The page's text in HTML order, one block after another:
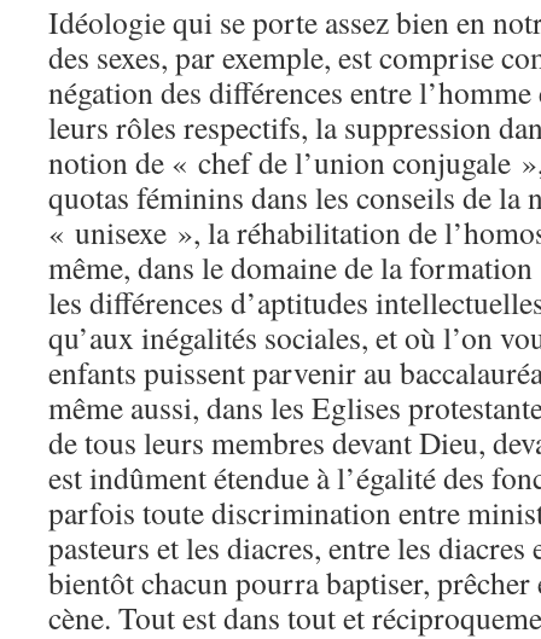
Idéologie qui se porte assez bien en
des sexes, par exemple, est comprise
négation des différences entre
leurs rôles respectifs, la suppression
notion de « chef de l’union conjugale
quotas féminins dans les conseils de la
« unisexe », la réhabilitation de
même, dans le domaine de la
les différences d’aptitudes
qu’aux inégalités sociales, et où l’on
enfants puissent parvenir au
même aussi, dans les Eglises
de tous leurs membres devant Dieu,
est indûment étendue à l’égalité des
parfois toute discrimination entre
pasteurs et les diacres, entre les diacres
bientôt chacun pourra baptiser, prêcher
cène. Tout est dans tout et